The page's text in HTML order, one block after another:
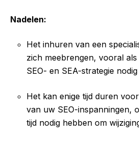
Nadelen:
Het inhuren van een
zich meebrengen, vooral
SEO- en SEA-strategie
Het kan enige tijd duren
van uw SEO-inspanningen,
tijd nodig hebben om